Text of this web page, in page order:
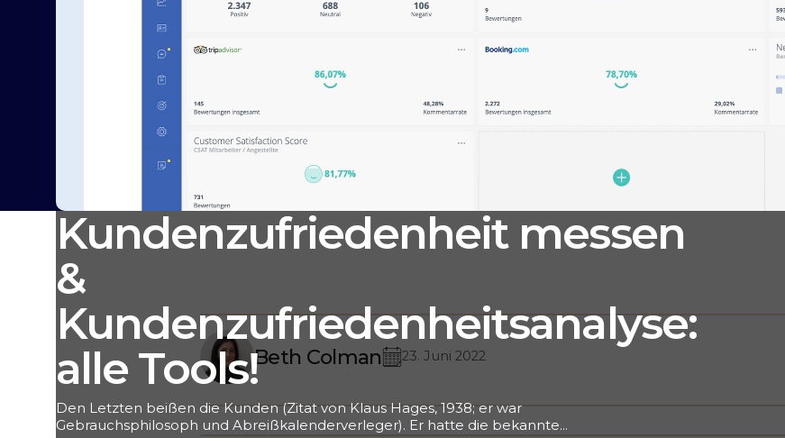
Kundenzufriedenheit messen
&
Kundenzufriedenheitsanalyse:
alle Tools!
Den Letzten beißen die Kunden (Zitat von Klaus Hages, 1938; er war
Gebrauchsphilosoph und Abreißkalenderverleger). Er hatte die bekannte
Beth Colman 23. Juni 2022